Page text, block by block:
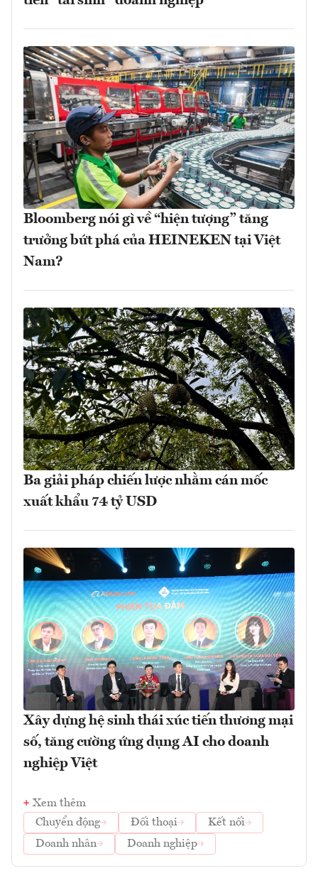
Bloomberg nói gì về “hiện tượng” tăng
trưởng bứt phá của HEINEKEN tại Việt
Nam?
Ba giải pháp chiến lược nhằm cán mốc
xuất khẩu 74 tỷ USD
Xây dựng hệ sinh thái xúc tiến thương mại
số, tăng cường ứng dụng AI cho doanh
nghiệp Việt
Xem thêm
Chuyển động
Đối thoại
Kết nối
Doanh nhân
Doanh nghiệp